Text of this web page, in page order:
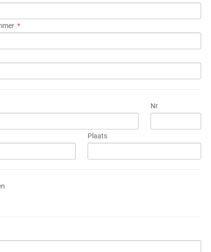
Nr
Plaats